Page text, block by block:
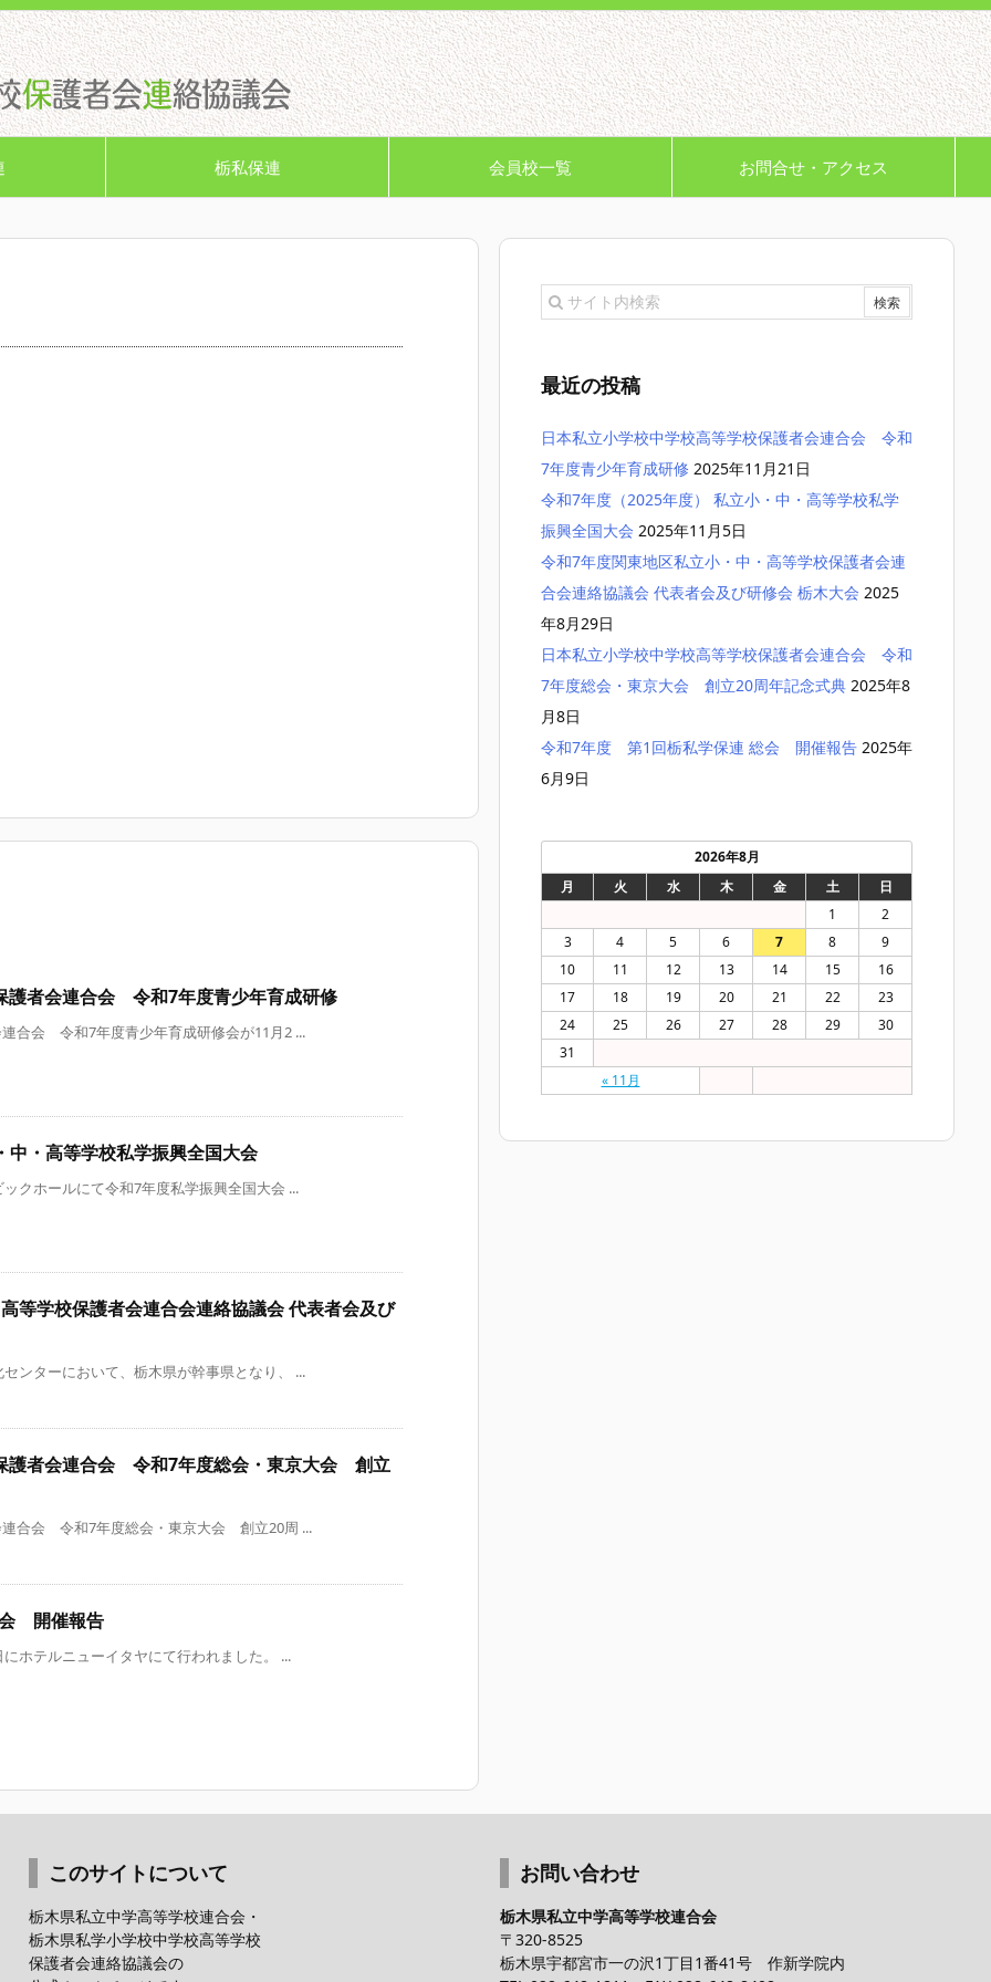
栃私保連 会員校一覧 お問合せ・アクセス
護者会連合会 令和7年度青少年育成研修
合会 令和7年度青少年育成研修会が11月2 ...
・高等学校私学振興全国大会
クホールにて令和7年度私学振興全国大会 ...
等学校保護者会連合会連絡協議会 代表者会及び
ンターにおいて、栃木県が幹事県となり、 ...
護者会連合会 令和7年度総会・東京大会 創立
連合会 令和7年度総会・東京大会 創立20周 ...
開催報告
ホテルニューイタヤにて行われました。 ...
最近の投稿
日本私立小学校中学校高等学校保護者会連合会 令和
7年度青少年育成研修 2025年11月21日
令和7年度（2025年度） 私立小・中・高等学校私学
振興全国大会 2025年11月5日
令和7年度関東地区私立小・中・高等学校保護者会連
合会連絡協議会 代表者会及び研修会 栃木大会 2025
年8月29日
日本私立小学校中学校高等学校保護者会連合会 令和
7年度総会・東京大会 創立20周年記念式典 2025年8
月8日
令和7年度 第1回栃私学保連 総会 開催報告 2025年
6月9日
2026年8月
月
火 水 木 金 土 日
« 11月
1
2
3
4 5 6 7 8
9
10
11 12 13 14 15
16
17
18 19 20 21 22
23
24
25 26 27 28 29
30
31
このサイトについて
栃木県私立中学高等学校連合会・
栃木県私学小学校中学校高等学校
保護者会連絡協議会の
お問い合わせ
栃木県私立中学高等学校連合会
〒320-8525
栃木県宇都宮市一の沢1丁目1番41号 作新学院内